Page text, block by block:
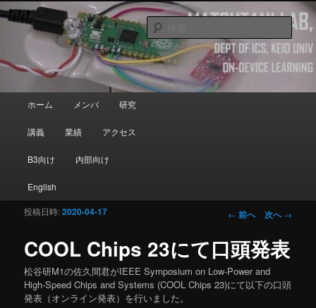
メインコンテンツへ移動
Matsutani Lab
Department of Information and Computer Science, Keio University
検
索
メインメニュー
ホーム メンバ 研究
講義 業績 アクセス
B3向け 内部向け
English
投稿ナビゲーシ
← 前へ 次へ→
COOL Chips 23にて口頭発表
投稿日時:2020-04-17
松谷研M1の佐久間君がIEEE Symposium on Low-Power and
High-Speed Chips and Systems (COOL Chips 23)にて以下の口頭
発表（オンライン発表）を行いました。